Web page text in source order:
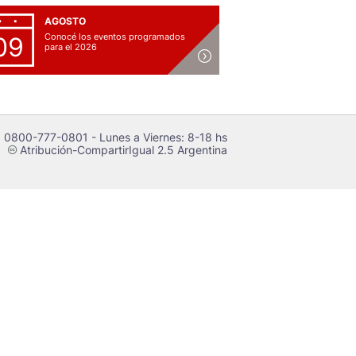
AGOSTO
Conocé los eventos programados
para el 2026
0800-777-0801 - Lunes a Viernes: 8-18 hs
cAtribución-CompartirIgual 2.5 Argentina